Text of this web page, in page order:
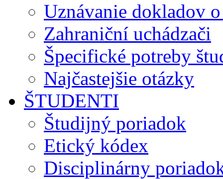
Uznávanie dokladov
Zahraniční uchádzači
Špecifické potreby
Najčastejšie otázky
ŠTUDENTI
Študijný poriadok
Etický kódex
Disciplinárny